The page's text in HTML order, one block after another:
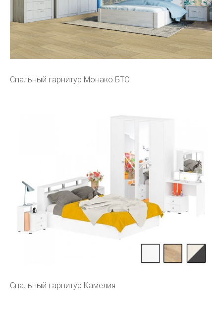
Спальный гарнитур Монако БТС
Спальный гарнитур Камелия